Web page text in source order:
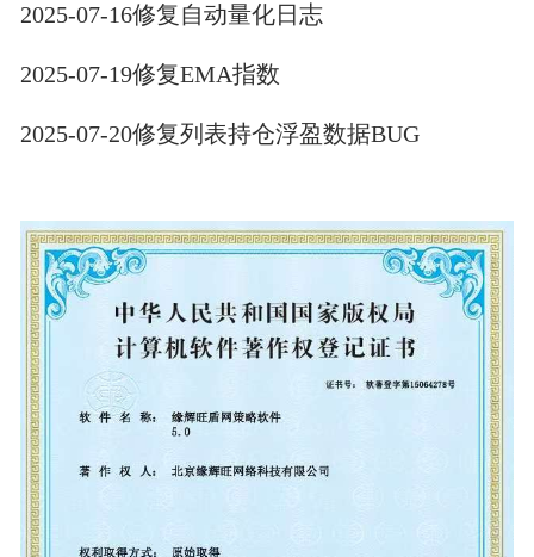
2025-07-16修复自动量化日志
2025-07-19修复EMA指数
2025-07-20修复列表持仓浮盈数据BUG